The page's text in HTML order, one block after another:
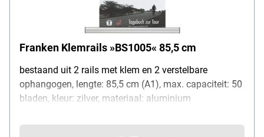
Franken Klemrails »BS1005« 85,5 cm
bestaand uit 2 rails met klem en 2 verstelbare
ophangogen, lengte: 85,5 cm (A1), max. capaciteit: 50
bladen, kleur: zilver, materiaal: aluminium